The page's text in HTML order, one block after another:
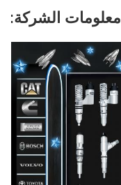
معلومات الشركة: